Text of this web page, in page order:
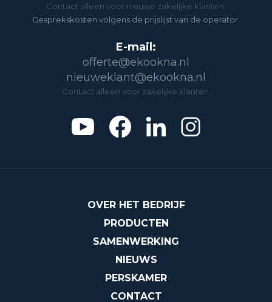
Contact alleen voor nieuwe zakelijke klanten.
Gesprekskosten volgens de prijslijst van de operator.
E-mail:
offerte@ekookna.nl
nieuweklant@ekookna.nl
Contact alleen voor zakelijke klanten.
OVER HET BEDRIJF
PRODUCTEN
SAMENWERKING
NIEUWS
PERSKAMER
CONTACT